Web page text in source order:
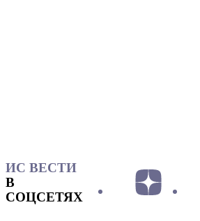
ИС ВЕСТИ
В
СОЦСЕТЯХ